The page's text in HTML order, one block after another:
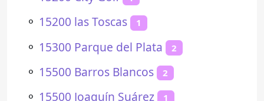
⚬ 15200 las Toscas 1
⚬ 15300 Parque del Plata 2
⚬ 15500 Barros Blancos 2
⚬ 15500 Joaquín Suárez 1